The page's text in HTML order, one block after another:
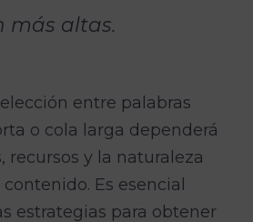
más altas.
entre palabras
o cola larga dependerá
recursos y la naturaleza
Es esencial
estrategias para obtener